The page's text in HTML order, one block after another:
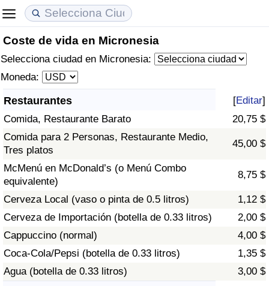
Coste de vida en Micronesia
Selecciona ciudad en Micronesia:
Moneda:
Restaurantes [Editar]
Comida, Restaurante Barato
20,75 $
Comida para 2 Personas, Restaurante Medio,
Tres platos
45,00 $
McMenú en McDonald’s (o Menú Combo
equivalente)
8,75 $
Cerveza Local (vaso o pinta de 0.5 litros)
1,12 $
Cerveza de Importación (botella de 0.33 litros)
2,00 $
Cappuccino (normal)
4,00 $
Coca-Cola/Pepsi (botella de 0.33 litros)
1,35 $
Agua (botella de 0.33 litros)
3,00 $
Coste de vida
Índice de Costo de Vida (Actual)
Índice de Costo de Vida
Índice de costo de vida por país
en aqaba
Precios de las propiedades
Índice de Precios de Inmuebles (Actual)
Índice de Precios de Inmuebles
Índice de Precios de Inmuebles por País
Calidad de Vida
Índice de Calidad de Vida
Índice de Calidad de Vida (Actual)
Índice de calidad de vida por país
Delincuencia
Calificación del Índice de Criminalidad
(Actual)
Índice de Criminalidad
Índice de criminalidad por país